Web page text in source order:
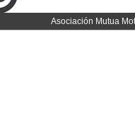
Asociación Mutua